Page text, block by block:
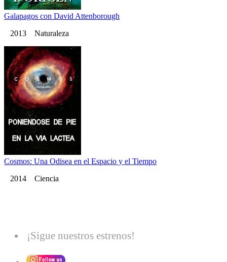
Galapagos con David Attenborough
2013 Naturaleza
Cosmos: Una Odisea en el Espacio y el Tiempo
2014 Ciencia
¡Sigue nuestros estrenos!